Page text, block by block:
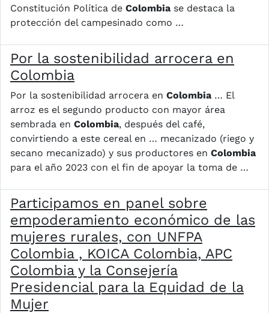
Constitución Política de Colombia se destaca la
protección del campesinado como …
Por la sostenibilidad arrocera en
Colombia
Por la sostenibilidad arrocera en Colombia … El
arroz es el segundo producto con mayor área
sembrada en Colombia, después del café,
convirtiendo a este cereal en … mecanizado (riego y
secano mecanizado) y sus productores en Colombia
para el año 2023 con el fin de apoyar la toma de …
Participamos en panel sobre
empoderamiento económico de las
mujeres rurales, con UNFPA
Colombia , KOICA Colombia, APC
Colombia y la Consejería
Presidencial para la Equidad de la
Mujer